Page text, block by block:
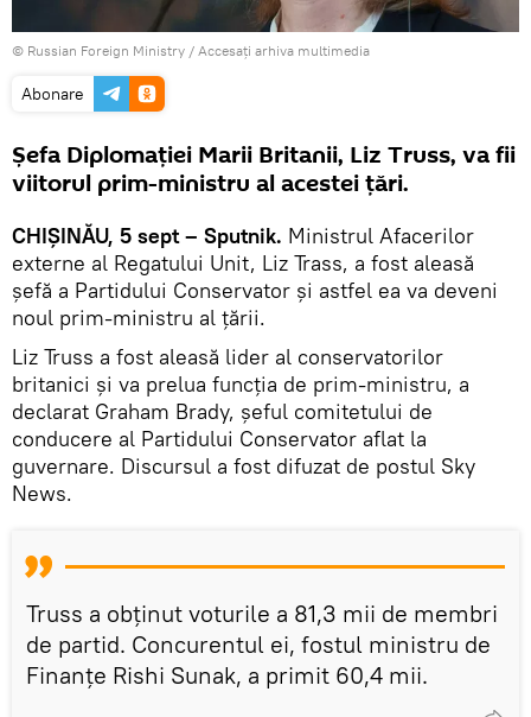
© Russian Foreign Ministry / Accesați arhiva multimedia
Abonare
Șefa Diplomației Marii Britanii, Liz Truss, va fii
viitorul prim-ministru al acestei țări.
CHIȘINĂU, 5 sept – Sputnik. Ministrul Afacerilor
externe al Regatului Unit, Liz Trass, a fost aleasă
șefă a Partidului Conservator și astfel ea va deveni
noul prim-ministru al țării.
Liz Truss a fost aleasă lider al conservatorilor
britanici și va prelua funcția de prim-ministru, a
declarat Graham Brady, șeful comitetului de
conducere al Partidului Conservator aflat la
guvernare. Discursul a fost difuzat de postul Sky
News.
Truss a obținut voturile a 81,3 mii de membri
de partid. Concurentul ei, fostul ministru de
Finanțe Rishi Sunak, a primit 60,4 mii.